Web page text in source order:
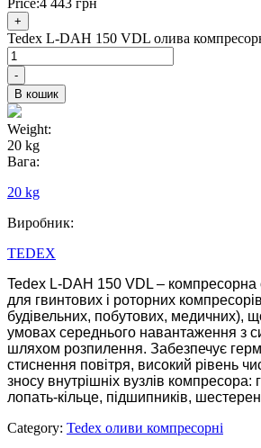
+
Tedex L-DAH 150 VDL олива
-
В кошик
Weight:
20 kg
Вага:
20 kg
Виробник:
TEDEX
Tedex L-DAH 150 VDL –
для гвинтових і роторних
будівельних, побутових, медичних),
умовах середнього навантаження з
шляхом розпилення. Забезпечує
стиснення повітря, високий рівень
зносу внутрішніх вузлів компресора:
лопать-кільце, підшипників,
Category: Tedex оливи компресорні